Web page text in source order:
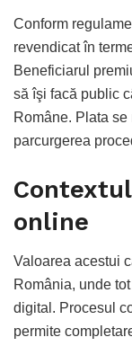
Conform
revendicat în
Beneficiarul
să îşi facă public
Române. Plata
parcurgerea
online
Valoarea acestui
România, unde
digital. Procesul
permite